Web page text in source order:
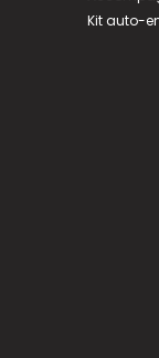
Kit auto-